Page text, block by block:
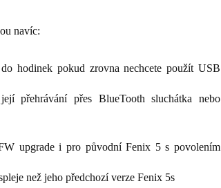
navíc:
hodinek pokud zrovna nechcete použít USB
přehrávání přes BlueTooth sluchátka nebo
upgrade i pro původní Fenix 5 s povolením
než jeho předchozí verze Fenix 5s